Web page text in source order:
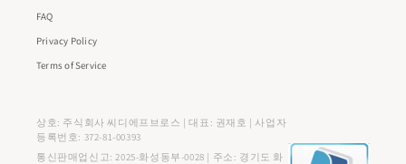
FAQ
Privacy Policy
Terms of Service
상호: 주식회사 씨디에프브로스 | 대표: 권재호 | 사업자
등록번호: 372-81-00393
통신판매업신고: 2025-화성동부-0028 | 주소: 경기도 화